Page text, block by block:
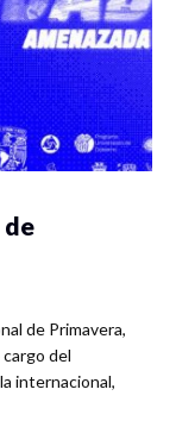
de Primavera,
cargo del
internacional,